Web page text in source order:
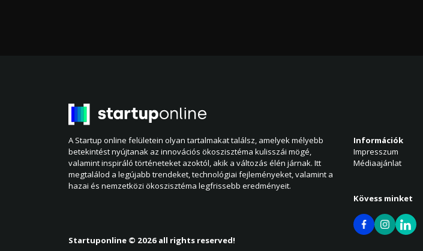
A Startup online felületein olyan tartalmakat találsz, amelyek mélyebb
betekintést nyújtanak az innovációs ökoszisztéma kulisszái mögé,
valamint inspiráló történeteket azoktól, akik a változás élén járnak. Itt
megtalálod a legújabb trendeket, technológiai fejleményeket, valamint a
hazai és nemzetközi ökoszisztéma legfrissebb eredményeit.
Információk
Impresszum
Médiaajánlat
Kövess minket
Startuponline © 2026 all rights reserved!